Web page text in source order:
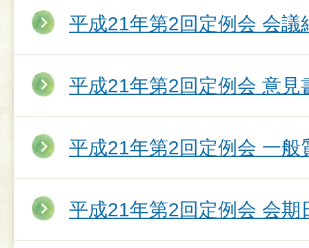
平成21年第2回定例会 会議
平成21年第2回定例会 意見
平成21年第2回定例会 一般
平成21年第2回定例会 会期